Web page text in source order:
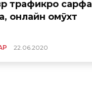
трафикро сарфа
онлайн омӯхт
22.06.2020